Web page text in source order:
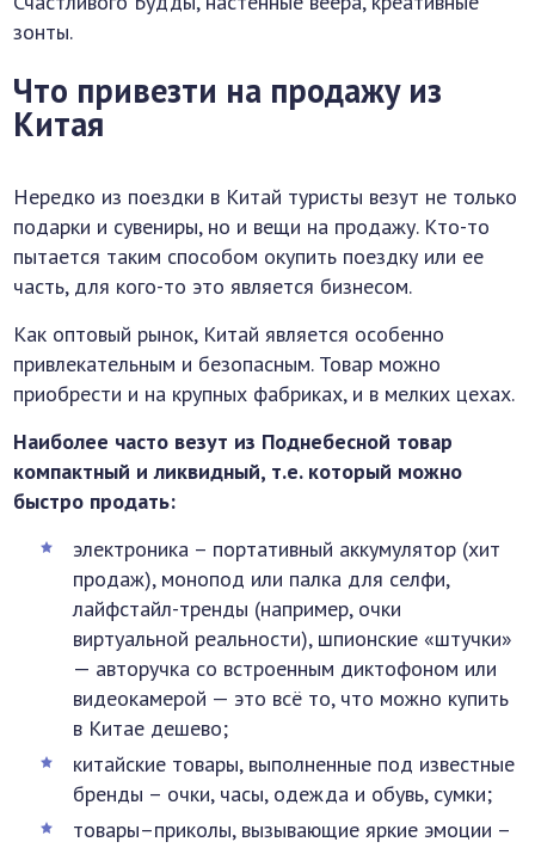
зонты.
Что привезти на продажу из
Китая
Нередко из поездки в Китай туристы везут не только
подарки и сувениры, но и вещи на продажу. Кто-то
пытается таким способом окупить поездку или ее
часть, для кого-то это является бизнесом.
Как оптовый рынок, Китай является особенно
привлекательным и безопасным. Товар можно
приобрести и на крупных фабриках, и в мелких цехах.
Наиболее часто везут из Поднебесной товар
компактный и ликвидный, т.е. который можно
быстро продать:
электроника – портативный аккумулятор (хит
продаж), монопод или палка для селфи,
лайфстайл-тренды (например, очки
виртуальной реальности), шпионские «штучки»
— авторучка со встроенным диктофоном или
видеокамерой — это всё то, что можно купить
в Китае дешево;
китайские товары, выполненные под известные
бренды – очки, часы, одежда и обувь, сумки;
товары–приколы, вызывающие яркие эмоции –